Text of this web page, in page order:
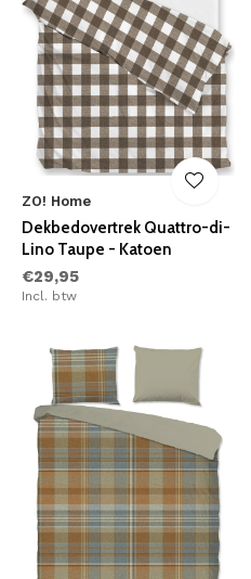
ZO! Home
Dekbedovertrek Quattro-di-
Lino Taupe - Katoen
€29,95
Incl. btw